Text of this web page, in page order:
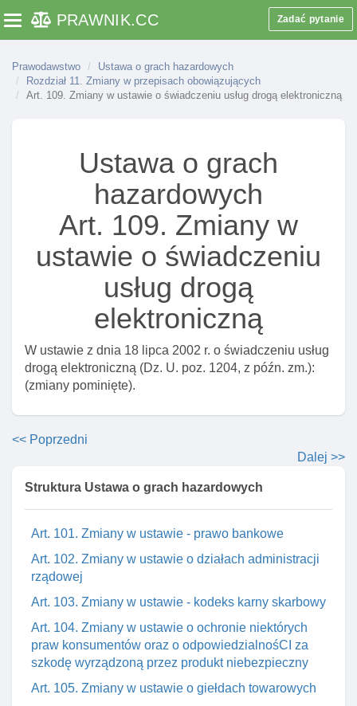
Toggle navigation
PRAWNIK.CC Zadać pytanie
Prawodawstwo
Ustawa o grach hazardowych
Rozdział 11. Zmiany w przepisach obowiązujących
Art. 109. Zmiany w ustawie o świadczeniu usług drogą elektroniczną
Ustawa o grach
hazardowych
Art. 109. Zmiany w
ustawie o świadczeniu
usług drogą
elektroniczną
W ustawie z dnia 18 lipca 2002 r. o świadczeniu usług
drogą elektroniczną (Dz. U. poz. 1204, z późn. zm.):
(zmiany pominięte).
<< Poprzedni
Dalej >>
Struktura Ustawa o grach hazardowych
Art. 89. Kary pieniężne
Art. 90a. Organ odwoławczy od decyzji naczelnika
urzędu celno-skarbowego o karze pieniężnej
Art. 91a. Wyłączenie stosowania do kar pieniężnych
przepisów ustawy – prawo przedsiębiorców
Rozdział 11. Zmiany w przepisach obowiązujących
Art. 92. Zmiany w ustawie o postępowaniu
egzekucyjnym w administracji
Art. 93. Zmiany w ustawie o policji
Art. 94. Zmiany w ustawie o straży granicznej
Art. 95. Zmiany w ustawie o podatku dochodowym od
osób fizycznych
Art. 96. Zmiany w ustawie o kontroli skarbowej
Art. 97. Zmiany w ustawie o radiofonii I telewizji
konkurencji
Art. 100. Zmiany w ustawie - kodeks karny
wykonawczy
Art. 101. Zmiany w ustawie - prawo bankowe
Art. 102. Zmiany w ustawie o działach administracji
rządowej
Art. 103. Zmiany w ustawie - kodeks karny skarbowy
Art. 104. Zmiany w ustawie o ochronie niektórych
praw konsumentów oraz o odpowiedzialnośCI za
szkodę wyrządzoną przez produkt niebezpieczny
Art. 105. Zmiany w ustawie o giełdach towarowych